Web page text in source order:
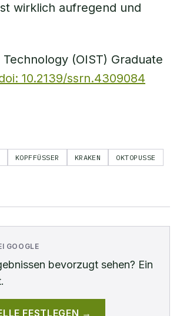
wirklich aufregend und
(OIST) Graduate
10.2139/ssrn.4309084
KOPFFÜSSER KRAKEN
OKTOPUSSE
GOOGLE
bevorzugt sehen? Ein
FESTLEGEN →